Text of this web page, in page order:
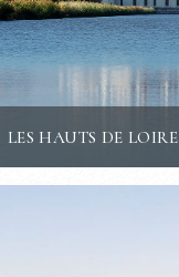
LES HAUTS DE LOIRE